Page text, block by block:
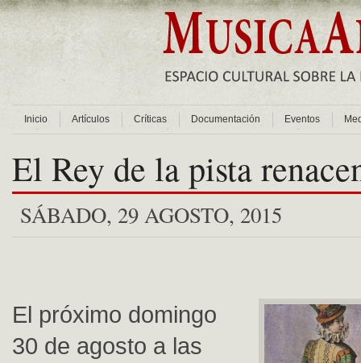
Inicio Artículos Críticas Documentación Eventos
El Rey de la pista
SÁBADO, 29 AGOSTO, 2015
El próximo domingo
30 de agosto a las